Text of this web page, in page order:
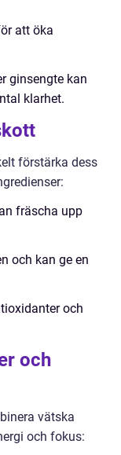
att öka
ginsengte kan
klarhet.
förstärka dess
fräscha upp
och kan ge en
och
och
vätska
och fokus: